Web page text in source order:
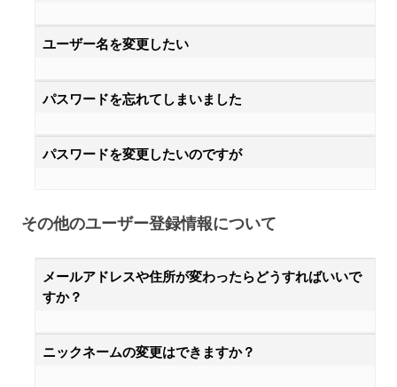
ユーザー名を変更したい
パスワードを忘れてしまいました
パスワードを変更したいのですが
その他のユーザー登録情報について
メールアドレスや住所が変わったらどうすればいいで
すか？
ニックネームの変更はできますか？